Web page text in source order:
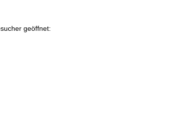
geöffnet: